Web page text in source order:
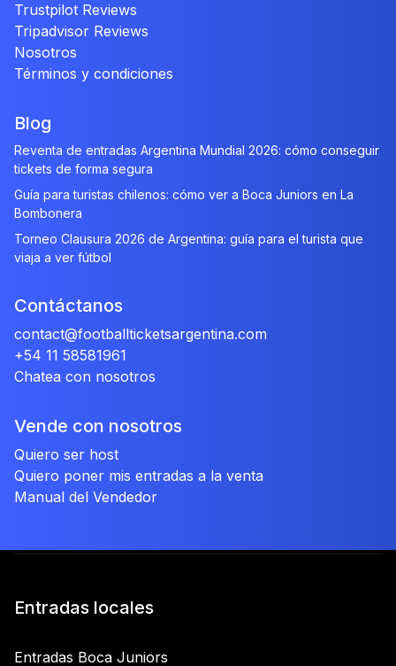
Trustpilot Reviews
Tripadvisor Reviews
Nosotros
Términos y condiciones
Blog
Reventa de entradas Argentina Mundial 2026: cómo conseguir
tickets de forma segura
Guía para turistas chilenos: cómo ver a Boca Juniors en La
Bombonera
Torneo Clausura 2026 de Argentina: guía para el turista que
viaja a ver fútbol
Contáctanos
contact@footballticketsargentina.com
+54 11 58581961
Chatea con nosotros
Vende con nosotros
Quiero ser host
Quiero poner mis entradas a la venta
Manual del Vendedor
Entradas locales
Entradas Boca Juniors